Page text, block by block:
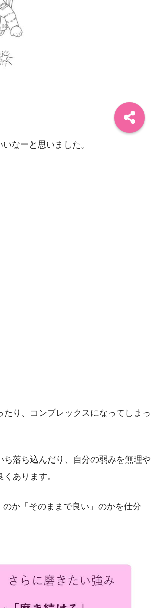
なーと思いました。
り、コンプレックスになってしまっ
落ち込んだり、自分の弱みを無理や
あります。
か「そのままで良い」のかを仕分